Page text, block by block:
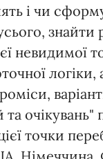
і чи
невидимої
та
точки